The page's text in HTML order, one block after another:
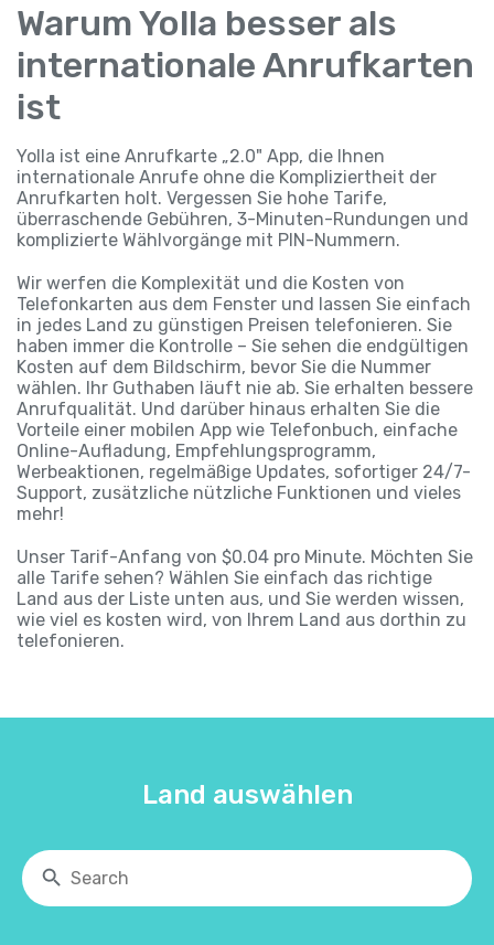
Warum Yolla besser als
internationale Anrufkarten
ist
Yolla ist eine Anrufkarte „2.0" App, die Ihnen
internationale Anrufe ohne die Kompliziertheit der
Anrufkarten holt. Vergessen Sie hohe Tarife,
überraschende Gebühren, 3-Minuten-Rundungen und
komplizierte Wählvorgänge mit PIN-Nummern.
Wir werfen die Komplexität und die Kosten von
Telefonkarten aus dem Fenster und lassen Sie einfach
in jedes Land zu günstigen Preisen telefonieren. Sie
haben immer die Kontrolle – Sie sehen die endgültigen
Kosten auf dem Bildschirm, bevor Sie die Nummer
wählen. Ihr Guthaben läuft nie ab. Sie erhalten bessere
Anrufqualität. Und darüber hinaus erhalten Sie die
Vorteile einer mobilen App wie Telefonbuch, einfache
Online-Aufladung, Empfehlungsprogramm,
Werbeaktionen, regelmäßige Updates, sofortiger 24/7-
Support, zusätzliche nützliche Funktionen und vieles
mehr!
Unser Tarif-Anfang von $0.04 pro Minute. Möchten Sie
alle Tarife sehen? Wählen Sie einfach das richtige
Land aus der Liste unten aus, und Sie werden wissen,
wie viel es kosten wird, von Ihrem Land aus dorthin zu
telefonieren.
Land auswählen